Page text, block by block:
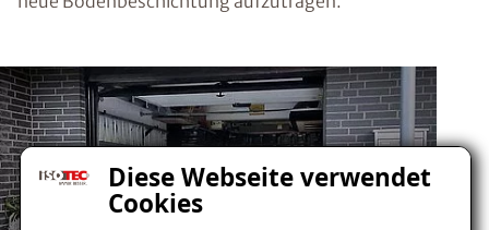
Diese Webseite verwendet
Cookies